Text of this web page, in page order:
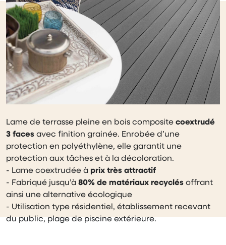
Lame de terrasse pleine en bois composite coextrudé
3 faces avec finition grainée. Enrobée d’une
protection en polyéthylène, elle garantit une
protection aux tâches et à la décoloration.
- Lame coextrudée à prix très attractif
- Fabriqué jusqu’à 80% de matériaux recyclés offrant
ainsi une alternative écologique
- Utilisation type résidentiel, établissement recevant
du public, plage de piscine extérieure.